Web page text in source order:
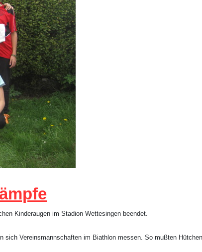
Kinderaugen im Stadion Wettesingen beendet.
sich Vereinsmannschaften im Biathlon messen. So mußten